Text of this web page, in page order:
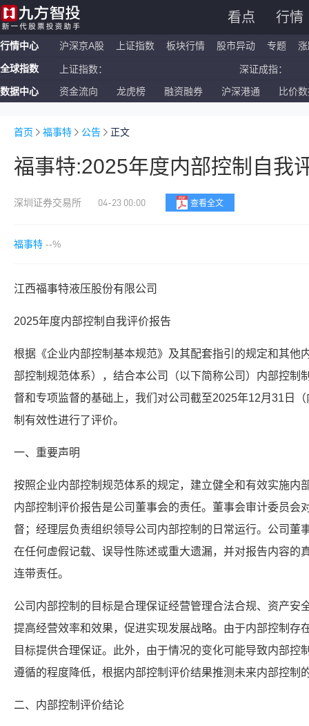
看点 行情
行情中心 沪深京A股 上证指数 板块行情 股市异动 专题
全球指数 上证指数： 深证成指：
恒生指数： 国企指数：
数据中心 资金流向 龙虎榜 融资融券 沪深港通 比价
首页 福事特 公告 正文
福事特:2025年度内部控制自我
深圳证券交易所 04-23 00:00 查看全文
福事特 --%
江西福事特液压股份有限公司
2025年度内部控制自我评价报告
根据《企业内部控制基本规范》及其配套指引的规定和其他
部控制规范体系），结合本公司（以下简称公司）内部控制
督和专项监督的基础上，我们对公司截至2025年12月31日
制有效性进行了评价。
一、重要声明
按照企业内部控制规范体系的规定，建立健全和有效实施内
内部控制评价报告是公司董事会的责任。董事会审计委员会
督；经理层负责组织领导公司内部控制的日常运行。公司董
在任何虚假记载、误导性陈述或重大遗漏，并对报告内容的
连带责任。
公司内部控制的目标是合理保证经营管理合法合规、资产安
提高经营效率和效果，促进实现发展战略。由于内部控制存
目标提供合理保证。此外，由于情况的变化可能导致内部控
遵循的程度降低，根据内部控制评价结果推测未来内部控制
二、内部控制评价结论